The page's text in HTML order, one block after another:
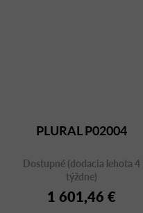
PLURAL P02004
Dostupné (dodacia lehota 4
týždne)
1 601,46 €